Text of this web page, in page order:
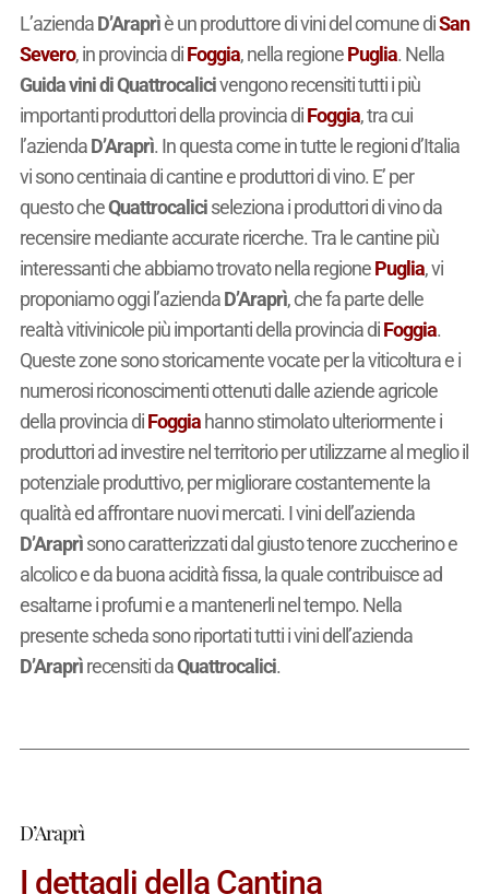
L’aziendaD’Araprìè un produttore di vini del comune diSan
Severo, in provincia diFoggia, nella regionePuglia. Nella
Guida vini di Quattrocalicivengono recensiti tutti i più
importanti produttori della provincia diFoggia, tra cui
l’aziendaD’Araprì. In questa come in tutte le regioni d’Italia
vi sono centinaia di cantine e produttori di vino. E’ per
questo cheQuattrocaliciseleziona i produttori di vino da
recensire mediante accurate ricerche. Tra le cantine più
interessanti che abbiamo trovato nella regionePuglia, vi
proponiamo oggi l’aziendaD’Araprì, che fa parte delle
realtà vitivinicole più importanti della provincia diFoggia.
Queste zone sono storicamente vocate per la viticoltura e i
numerosi riconoscimenti ottenuti dalle aziende agricole
della provincia diFoggiahanno stimolato ulteriormente i
produttori ad investire nel territorio per utilizzarne al meglio il
potenziale produttivo, per migliorare costantemente la
qualità ed affrontare nuovi mercati. I vini dell’azienda
D’Araprìsono caratterizzati dal giusto tenore zuccherino e
alcolico e da buona acidità fissa, la quale contribuisce ad
esaltarne i profumi e a mantenerli nel tempo. Nella
presente scheda sono riportati tutti i vini dell’azienda
D’Araprìrecensiti daQuattrocalici.
D’Araprì
I dettagli della Cantina